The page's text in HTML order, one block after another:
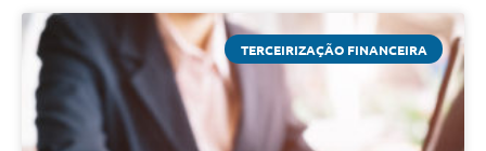
TERCEIRIZAÇÃO FINANCEIRA